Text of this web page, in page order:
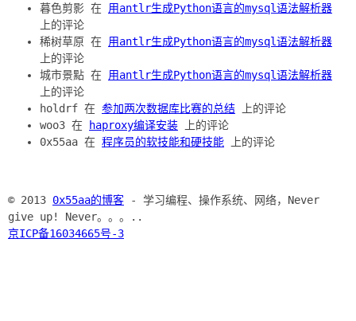
暮色剪影 在 用antlr生成Python语言的mysql语法解析器
上的评论
稀树草原 在 用antlr生成Python语言的mysql语法解析器
上的评论
城市景點 在 用antlr生成Python语言的mysql语法解析器
上的评论
holdrf 在 参加两次数据库比赛的总结 上的评论
woo3 在
haproxy编译安装 上的评论
0x55aa 在 程序员的软技能和硬技能 上的评论
© 2013 0x55aa的博客 - 学习编程、操作系统、网络，Never
give up! Never。。。..
京ICP备16034665号-3